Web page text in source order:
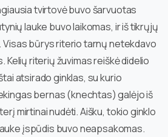
tvirtovė buvo šarvuotas
lauke buvo laikomas, ir iš tikrųjų
Visas būrys riterio tarnų netekdavo
Kelių riterių žuvimas reiškė didelio
atsirado ginklas, su kurio
bernas (knechtas) galėjo iš
mirtinai nudėti. Aišku, tokio ginklo
įspūdis buvo neapsakomas.